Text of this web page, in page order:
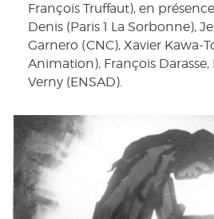
François Truffaut), en
Denis (Paris 1 La Sorbonne),
Garnero (CNC), Xavier Kawa-
Animation), François Darasse,
Verny (ENSAD).